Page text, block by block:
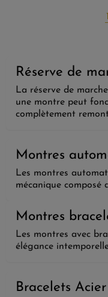
1
Réserve de
La réserve de
une montre peut
complètement
Montres
Les montres
mécanique composé
Montres
Les montres avec
élégance
Bracelets Acier